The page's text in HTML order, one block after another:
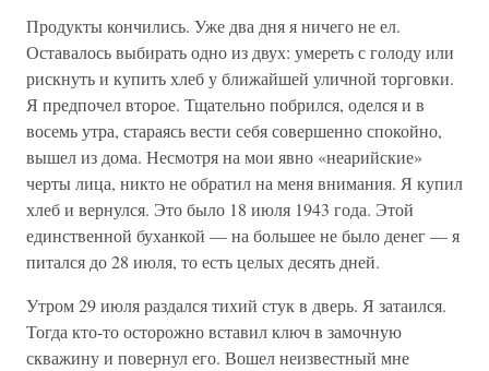
Продукты кончились. Уже два дня я ничего не ел.
Оставалось выбирать одно из двух: умереть с голоду или
рискнуть и купить хлеб у ближайшей уличной торговки.
Я предпочел второе. Тщательно побрился, оделся и в
восемь утра, стараясь вести себя совершенно спокойно,
вышел из дома. Несмотря на мои явно «неарийские»
черты лица, никто не обратил на меня внимания. Я купил
хлеб и вернулся. Это было 18 июля 1943 года. Этой
единственной буханкой — на большее не было денег — я
питался до 28 июля, то есть целых десять дней.
Утром 29 июля раздался тихий стук в дверь. Я затаился.
Тогда кто-то осторожно вставил ключ в замочную
скважину и повернул его. Вошел неизвестный мне